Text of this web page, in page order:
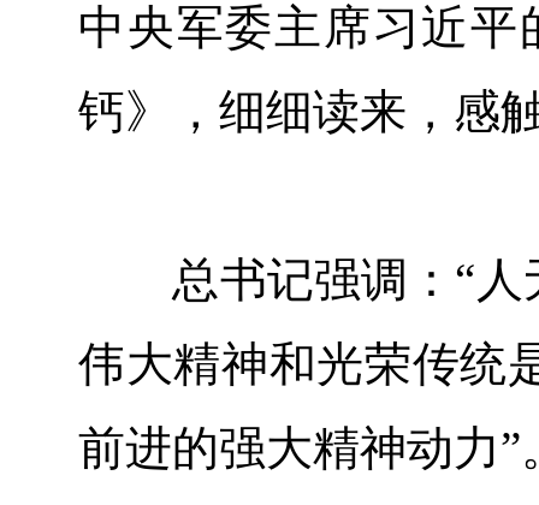
中央军委主席习近
钙》，细细读来，感
总书记强调：“人
伟大精神和光荣传统
前进的强大精神动力